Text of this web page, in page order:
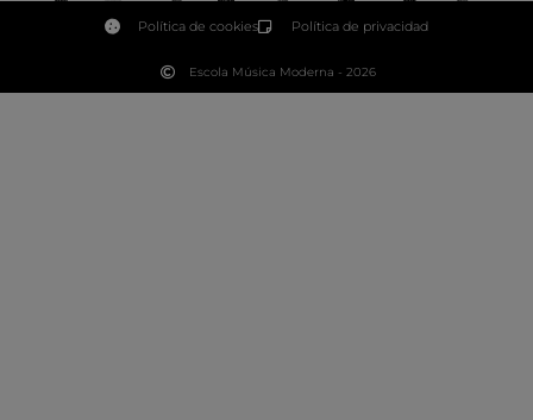
Política de cookies Política de privacidad
Escola Música Moderna - 2026